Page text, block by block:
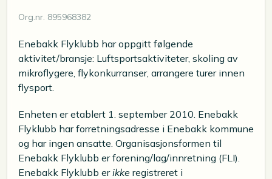
Org.nr. 895968382
Enebakk Flyklubb har oppgitt følgende
aktivitet/bransje: Luftsportsaktiviteter, skoling av
mikroflygere, flykonkurranser, arrangere turer innen
flysport.
Enheten er etablert 1. september 2010. Enebakk
Flyklubb har forretningsadresse i Enebakk kommune
og har ingen ansatte. Organisasjonsformen til
Enebakk Flyklubb er forening/lag/innretning (FLI).
Enebakk Flyklubb erikke registreret i